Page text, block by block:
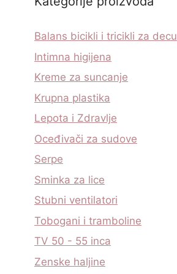
Balans bicikli i tricikli za decu
Intimna higijena
Kreme za suncanje
Krupna plastika
Lepota i Zdravlje
Oceđivači za sudove
Serpe
Sminka za lice
Stubni ventilatori
Tobogani i tramboline
TV 50 - 55 inca
Zenske haljine